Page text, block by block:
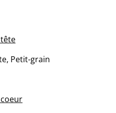
Petit-grain